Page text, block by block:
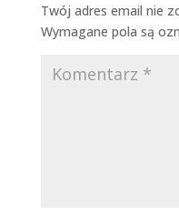
Twój adres email nie
Wymagane pola są